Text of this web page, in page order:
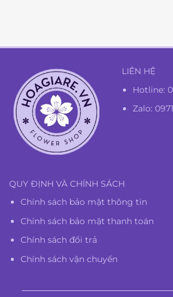
LIÊN HỆ
Hotline:
Zalo:
QUY ĐỊNH VÀ CHÍNH SÁCH
Chính sách bảo mật thông tin
Chính sách bảo mật thanh toán
Chính sách đổi trả
Chính sách vận chuyển